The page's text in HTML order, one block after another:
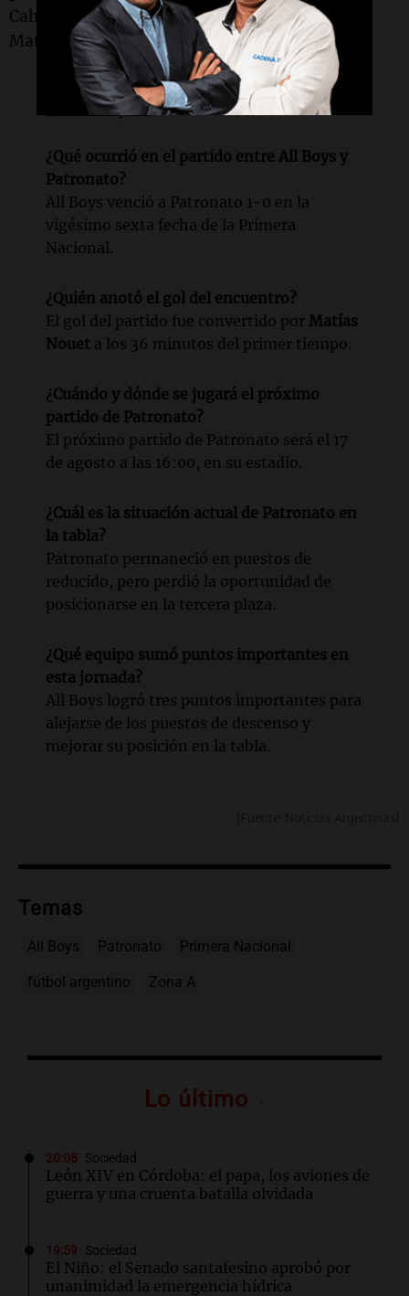
Cahavarría se anticipó a un centro por parte de
Matías Machado y anotó el 2-0 definitivo.
Lectura rápida
¿Qué ocurrió en el partido entre All Boys y
Patronato?
All Boys venció a Patronato 1-0 en la
vigésimo sexta fecha de la Primera
Nacional.
¿Quién anotó el gol del encuentro?
El gol del partido fue convertido por Matías
Nouet a los 36 minutos del primer tiempo.
¿Cuándo y dónde se jugará el próximo
partido de Patronato?
El próximo partido de Patronato será el 17
de agosto a las 16:00, en su estadio.
¿Cuál es la situación actual de Patronato en
la tabla?
Patronato permaneció en puestos de
reducido, pero perdió la oportunidad de
posicionarse en la tercera plaza.
¿Qué equipo sumó puntos importantes en
esta jornada?
All Boys logró tres puntos importantes para
alejarse de los puestos de descenso y
mejorar su posición en la tabla.
Temas
All Boys Patronato Primera Nacional
fútbol argentino Zona A
Lo último
20:08 Sociedad
León XIV en Córdoba: el papa, los aviones de
guerra y una cruenta batalla olvidada
19:59 Sociedad
El Niño: el Senado santafesino aprobó por
unanimidad la emergencia hídrica